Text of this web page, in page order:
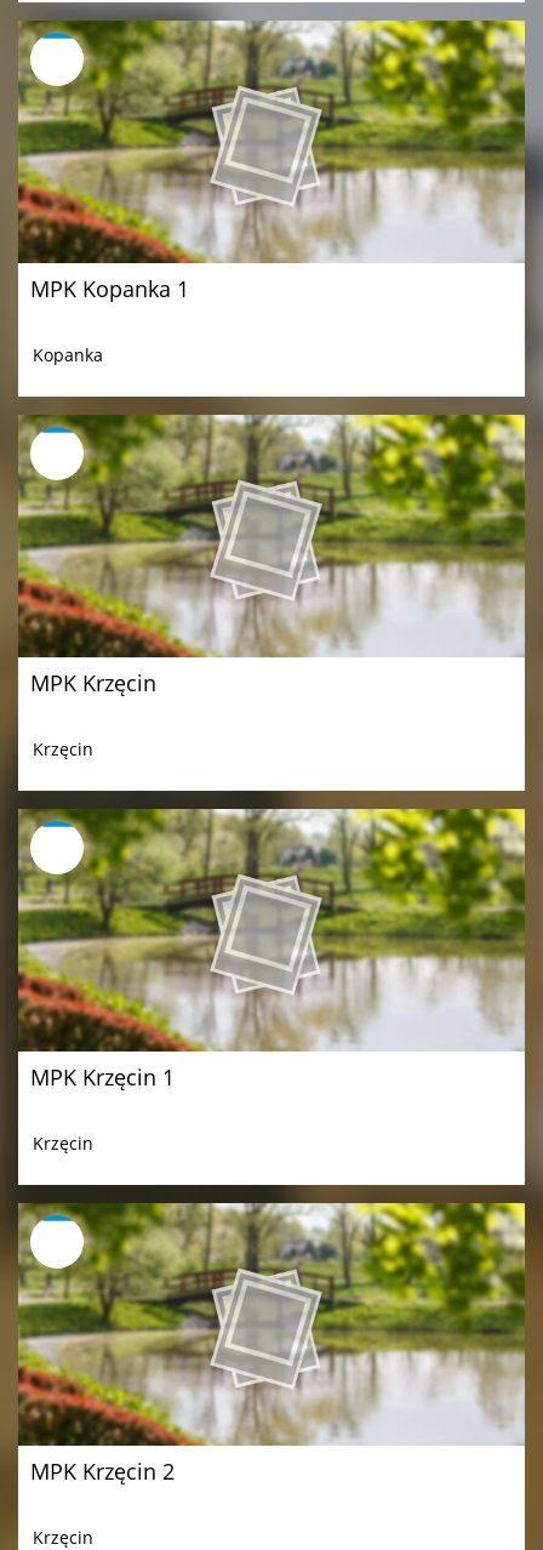
MPK Kopanka 1
Kopanka
MPK Krzęcin
Krzęcin
MPK Krzęcin 1
Krzęcin
MPK Krzęcin 2
Krzęcin